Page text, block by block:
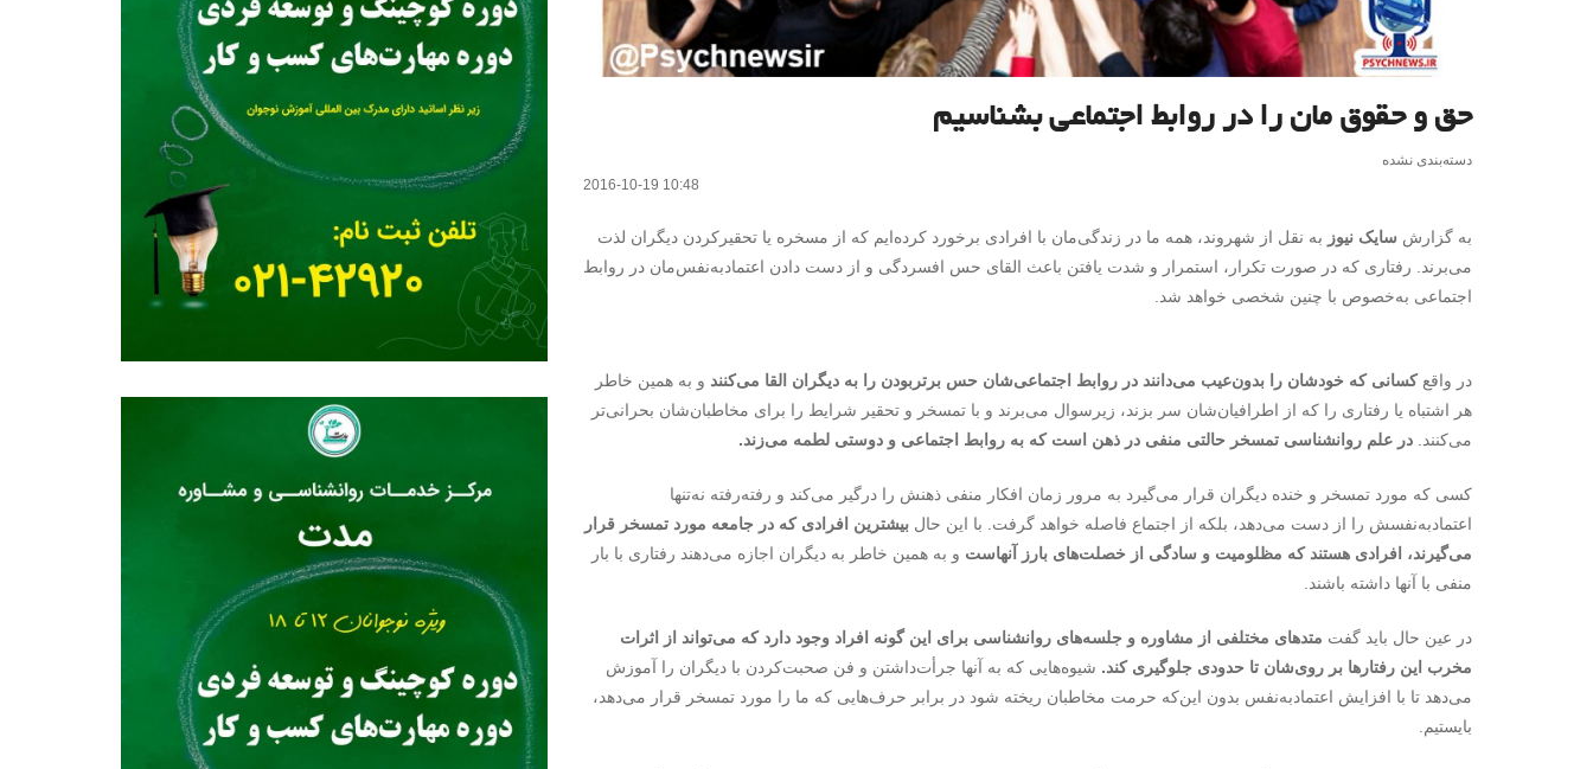
حق و حقوق مان را در روابط اجتماعی بشناسیم
دسته‌بندی نشده
2016-10-19 10:48
به گزارش سایک نیوز به نقل از شهروند، همه ما در زندگی‌مان با افرادی برخورد کرده‌ایم که از مسخره‌ یا تحقیرکردن دیگران لذت
می‌برند. رفتاری که در صورت تکرار، استمرار و شدت یافتن باعث القای حس افسردگی و از دست دادن اعتمادبه‌نفس‌مان در روابط
اجتماعی به‌خصوص با چنین شخصی خواهد شد.
در واقعکسانی که خودشان را بدون‌عیب می‌دانند در روابط اجتماعی‌شان حس برتربودن را به دیگران القا می‌کنند و به همین خاطر
هر اشتباه یا رفتاری را که از اطرافیان‌شان سر بزند، زیرسوال می‌برند و با تمسخر و تحقیر شرایط را برای مخاطبان‌شان بحرانی‌تر
می‌کنند. در علم روانشناسی تمسخر حالتی منفی در ذهن است که به روابط اجتماعی و دوستی لطمه می‌زند.
کسی که مورد تمسخر و خنده دیگران قرار می‌گیرد به مرور زمان افکار منفی ذهنش را درگیر می‌کند و رفته‌رفته نه‌تنها
اعتمادبه‌نفسش را از دست می‌دهد، بلکه از اجتماع فاصله خواهد گرفت. با این حال بیشترین افرادی که در جامعه مورد تمسخر قرار
می‌گیرند، افرادی هستند که مظلومیت و سادگی از خصلت‌های بارز آنهاست و به همین خاطر به دیگران اجازه می‌دهند رفتاری با بار
منفی با آنها داشته باشند.
در عین حال باید گفت متدهای مختلفی از مشاوره و جلسه‌های روانشناسی برای این گونه افراد وجود دارد که می‌تواند از اثرات
مخرب این رفتارها بر روی‌شان تا حدودی جلوگیری کند. شیوه‌هایی که به آنها جرأت‌داشتن و فن صحبت‌کردن با دیگران را آموزش
می‌دهد تا با افزایش اعتمادبه‌نفس بدون این‌که حرمت مخاطبان ریخته شود در برابر حرف‌هایی که ما را مورد تمسخر قرار می‌دهد،
بایستیم.